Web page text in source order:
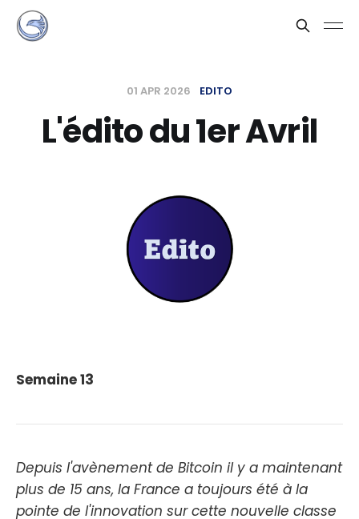
01 APR 2026 EDITO
L'édito du 1er Avril
Semaine 13
Depuis l'avènement de Bitcoin il y a maintenant
plus de 15 ans, la France a toujours été à la
pointe de l'innovation sur cette nouvelle classe